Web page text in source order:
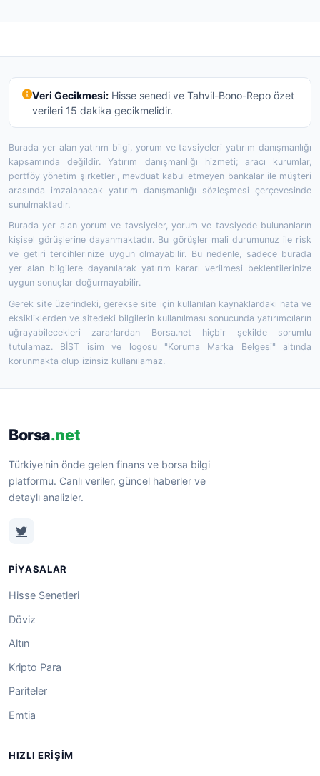
Veri Gecikmesi:Hisse senedi ve Tahvil-Bono-Repo özet
verileri 15 dakika gecikmelidir.
Burada yer alan yatırım bilgi, yorum ve tavsiyeleri yatırım danışmanlığı
kapsamında değildir. Yatırım danışmanlığı hizmeti; aracı kurumlar,
portföy yönetim şirketleri, mevduat kabul etmeyen bankalar ile müşteri
arasında imzalanacak yatırım danışmanlığı sözleşmesi çerçevesinde
sunulmaktadır.
Burada yer alan yorum ve tavsiyeler, yorum ve tavsiyede bulunanların
kişisel görüşlerine dayanmaktadır. Bu görüşler mali durumunuz ile risk
ve getiri tercihlerinize uygun olmayabilir. Bu nedenle, sadece burada
yer alan bilgilere dayanılarak yatırım kararı verilmesi beklentilerinize
uygun sonuçlar doğurmayabilir.
Gerek site üzerindeki, gerekse site için kullanılan kaynaklardaki hata ve
eksikliklerden ve sitedeki bilgilerin kullanılması sonucunda yatırımcıların
uğrayabilecekleri zararlardan Borsa.net hiçbir şekilde sorumlu
tutulamaz. BİST isim ve logosu "Koruma Marka Belgesi" altında
korunmakta olup izinsiz kullanılamaz.
Borsa.net
Türkiye'nin önde gelen finans ve borsa bilgi
platformu. Canlı veriler, güncel haberler ve
detaylı analizler.
PIYASALAR
Hisse Senetleri
Döviz
Altın
Kripto Para
Pariteler
Emtia
HIZLI ERIŞIM